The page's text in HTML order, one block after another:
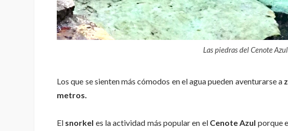
Las piedras del Cenote Azul
Los que se sienten más cómodos en el agua pueden aventurarse a
metros.
El snorkel es la actividad más popular en el Cenote Azul porque